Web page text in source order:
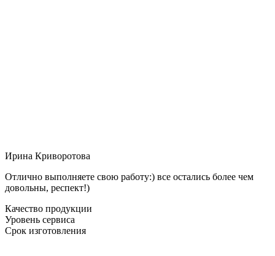
Ирина Криворотова
Отлично выполняете свою работу:) все остались более чем
довольны, респект!)
Качество продукции
Уровень сервиса
Срок изготовления